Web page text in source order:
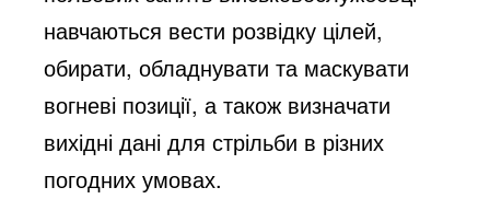
навчаються вести розвідку цілей,
обирати, обладнувати та маскувати
вогневі позиції, а також визначати
вихідні дані для стрільби в різних
погодних умовах.